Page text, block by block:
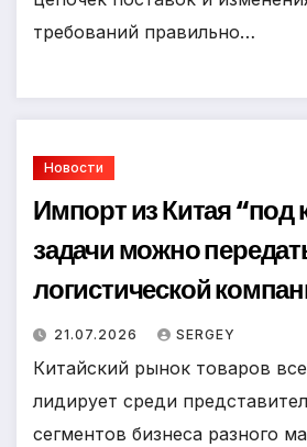
требований правильно…
Новости
Импорт из Китая “под
задачи можно
логистической
21.07.2026 SERGEY
Китайский рынок товаров
лидирует среди
сегментов бизнеса разного